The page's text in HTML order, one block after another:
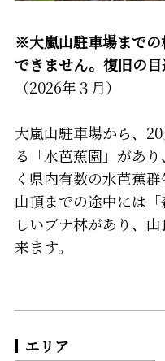
※大嵐山駐車場まで
できません。復旧の目
（2026年３月）
大嵐山駐車場から、
る「水芭蕉園」があ
く県内有数の水芭蕉群
山頂までの途中には
しいブナ林があり、
来ます。
エリア